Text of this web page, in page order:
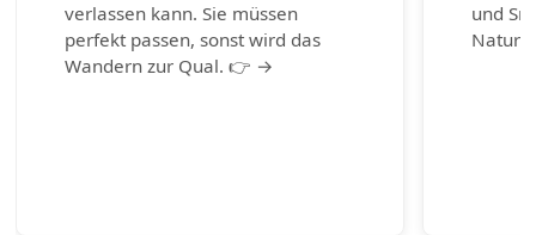
verlassen kann. Sie müssen
perfekt passen, sonst wird das
Wandern zur Qual. 👉 →
und